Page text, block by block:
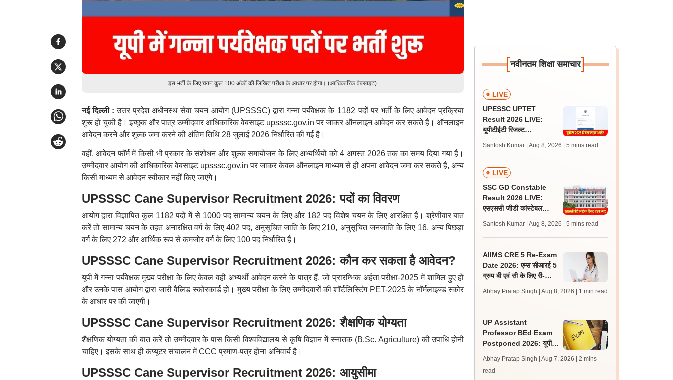
इस भर्ती के लिए चयन कुल 100 अंकों की लिखित परीक्षा के आधार पर होगा। (आधिकारिक वेबसाइट)
नई दिल्ली : उत्तर प्रदेश अधीनस्थ सेवा चयन आयोग (UPSSSC) द्वारा गन्ना पर्यवेक्षक के 1182 पदों पर भर्ती के लिए आवेदन प्रक्रिया
शुरू हो चुकी है। इच्छुक और पात्र उम्मीदवार आधिकारिक वेबसाइट upsssc.gov.in पर जाकर ऑनलाइन आवेदन कर सकते हैं। ऑनलाइन
आवेदन करने और शुल्क जमा करने की अंतिम तिथि 28 जुलाई 2026 निर्धारित की गई है।
वहीं, आवेदन फॉर्म में किसी भी प्रकार के संशोधन और शुल्क समायोजन के लिए अभ्यर्थियों को 4 अगस्त 2026 तक का समय दिया गया है।
उम्मीदवार आयोग की आधिकारिक वेबसाइट upsssc.gov.in पर जाकर केवल ऑनलाइन माध्यम से ही अपना आवेदन जमा कर सकते हैं, अन्य
किसी माध्यम से आवेदन स्वीकार नहीं किए जाएंगे।
UPSSSC Cane Supervisor Recruitment 2026: पदों का विवरण
आयोग द्वारा विज्ञापित कुल 1182 पदों में से 1000 पद सामान्य चयन के लिए और 182 पद विशेष चयन के लिए आरक्षित हैं। श्रेणीवार बात
करें तो सामान्य चयन के तहत अनारक्षित वर्ग के लिए 402 पद, अनुसूचित जाति के लिए 210, अनुसूचित जनजाति के लिए 16, अन्य पिछड़ा
वर्ग के लिए 272 और आर्थिक रूप से कमजोर वर्ग के लिए 100 पद निर्धारित हैं।
UPSSSC Cane Supervisor Recruitment 2026: कौन कर सकता है आवेदन?
यूपी में गन्ना पर्यवेक्षक मुख्य परीक्षा के लिए केवल वही अभ्यर्थी आवेदन करने के पात्र हैं, जो प्रारम्भिक अर्हता परीक्षा-2025 में शामिल हुए हों
और उनके पास आयोग द्वारा जारी वैलिड स्कोरकार्ड हो। मुख्य परीक्षा के लिए उम्मीदवारों की शॉर्टलिस्टिंग PET-2025 के नॉर्मलाइज्ड स्कोर
के आधार पर की जाएगी।
UPSSSC Cane Supervisor Recruitment 2026: शैक्षणिक योग्यता
शैक्षणिक योग्यता की बात करें तो उम्मीदवार के पास किसी विश्वविद्यालय से कृषि विज्ञान में स्नातक (B.Sc. Agriculture) की उपाधि होनी
चाहिए। इसके साथ ही कंप्यूटर संचालन में CCC प्रमाण-पत्र होना अनिवार्य है।
UPSSSC Cane Supervisor Recruitment 2026: आयुसीमा
[नवीनतम शिक्षा समाचार]
LIVE
UPESSC UPTET
Result 2026 LIVE:
यूपीटीईटी रिजल्ट
जल्द, जानें लेटेस्ट अपडेट,
पासिंग मार्क्स
Santosh Kumar | Aug 8, 2026 | 5 mins read
LIVE
SSC GD Constable
Result 2026 LIVE:
एसएससी जीडी कांस्टेबल
लेटेस्ट अपडेट, स्कोरकार्ड लिंक
Santosh Kumar | Aug 8, 2026 | 5 mins read
AIIMS CRE 5 Re-Exam
Date 2026: एम्स सीआरई 5
ग्रुप बी एवं सी के लिए री-
कार्ड जल्द
Abhay Pratap Singh | Aug 8, 2026 | 1 min read
UP Assistant
Professor BEd Exam
Postponed 2026: यूपी
स्थगित, नई तिथि बाद में
Abhay Pratap Singh | Aug 7, 2026
| 2 mins
read